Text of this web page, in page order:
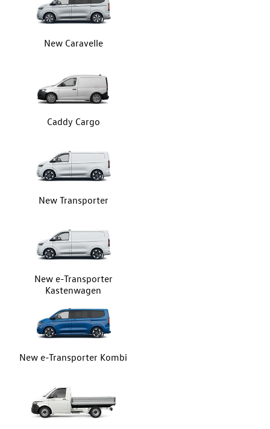
New Caravelle
Caddy Cargo
New Transporter
New e-Transporter
Kastenwagen
New e-Transporter Kombi